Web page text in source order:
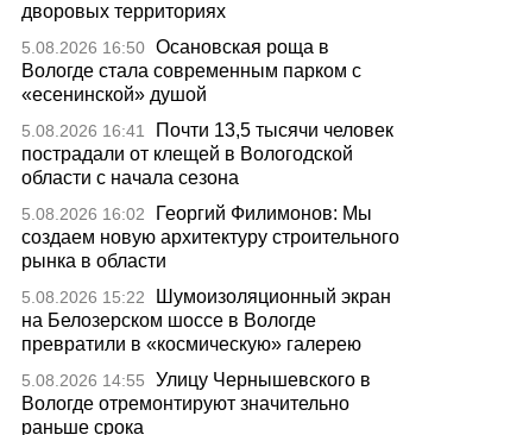
дворовых территориях
5.08.2026 16:50 Осановская роща в
Вологде стала современным парком с
«есенинской» душой
5.08.2026 16:41
Почти 13,5 тысячи человек
пострадали от клещей в Вологодской
области с начала сезона
5.08.2026 16:02
Георгий Филимонов: Мы
создаем новую архитектуру строительного
рынка в области
5.08.2026 15:22
Шумоизоляционный экран
на Белозерском шоссе в Вологде
превратили в «космическую» галерею
5.08.2026 14:55
Улицу Чернышевского в
Вологде отремонтируют значительно
раньше срока